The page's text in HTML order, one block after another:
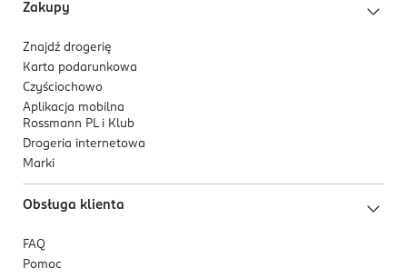
Zakupy
Znajdź drogerię
Karta podarunkowa
Czyściochowo
Aplikacja mobilna
Rossmann PL i Klub
Drogeria internetowa
Marki
Obsługa klienta
FAQ
Pomoc